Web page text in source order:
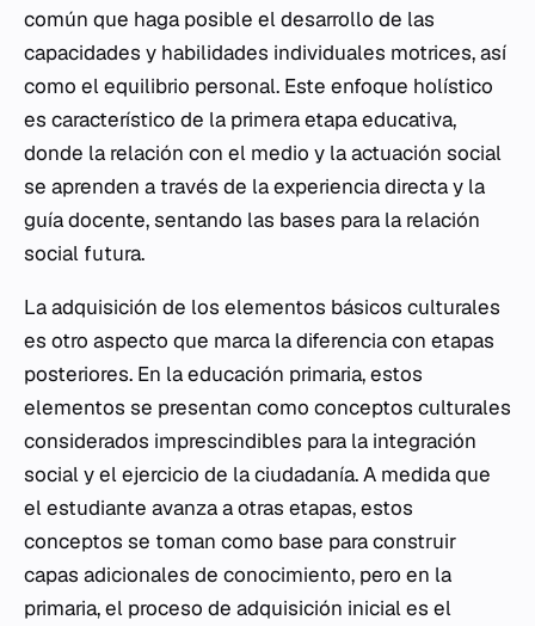
común que haga posible el desarrollo de las
capacidades y habilidades individuales motrices, así
como el equilibrio personal. Este enfoque holístico
es característico de la primera etapa educativa,
donde la relación con el medio y la actuación social
se aprenden a través de la experiencia directa y la
guía docente, sentando las bases para la relación
social futura.
La adquisición de los elementos básicos culturales
es otro aspecto que marca la diferencia con etapas
posteriores. En la educación primaria, estos
elementos se presentan como conceptos culturales
considerados imprescindibles para la integración
social y el ejercicio de la ciudadanía. A medida que
el estudiante avanza a otras etapas, estos
conceptos se toman como base para construir
capas adicionales de conocimiento, pero en la
primaria, el proceso de adquisición inicial es el